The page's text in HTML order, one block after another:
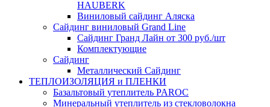
HAUBERK
Виниловый сайдинг Аляска
Сайдинг виниловый Grand Line
Сайдинг Гранд Лайн от 300 руб./шт
Комплектующие
Сайдинг
Металлический Сайдинг
ТЕПЛОИЗОЛЯЦИЯ и ПЛЕНКИ
Базальтовый утеплитель PAROC
Минеральный утеплитель из стекловолокна